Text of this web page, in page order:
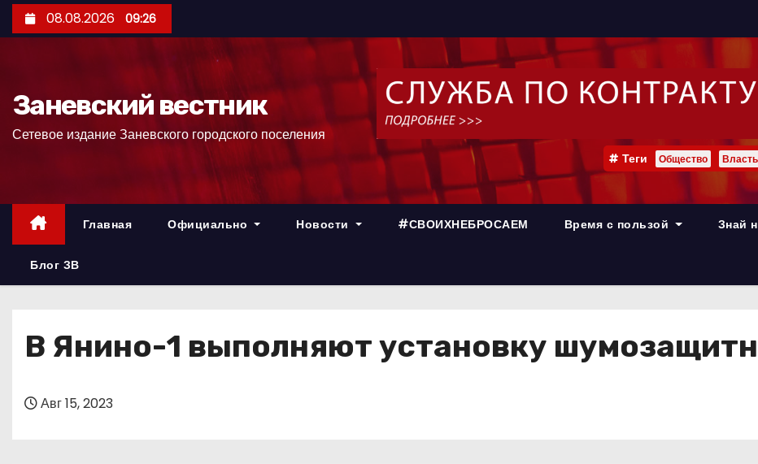
е
р
08.08.2026 09:26
Заневский вестник
Сетевое издание Заневского городского поселения
Теги Общество Власть
Главная Официально Новости #СВОИХНЕБРОСАЕМ Время с пользой Знай
Блог ЗВ
В Янино-1 выполняют установку
Авг 15, 2023